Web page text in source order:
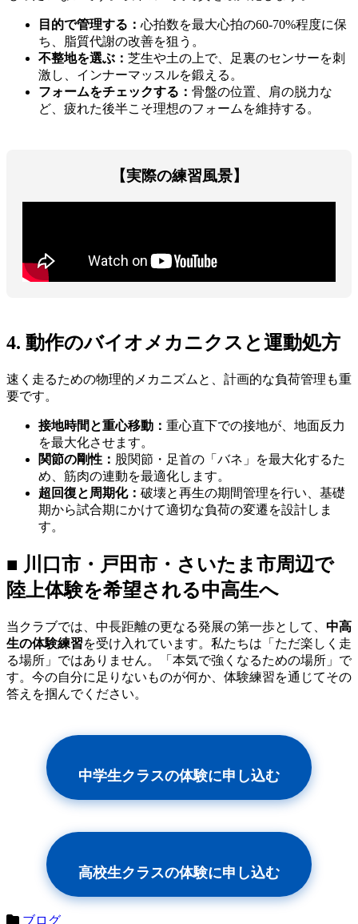
目的で管理する： 心拍数を最大心拍の60-70%程度に保
ち、脂質代謝の改善を狙う。
不整地を選ぶ： 芝生や土の上で、足裏のセンサーを刺
激し、インナーマッスルを鍛える。
フォームをチェックする： 骨盤の位置、肩の脱力な
ど、疲れた後半こそ理想のフォームを維持する。
【実際の練習風景】
4. 動作のバイオメカニクスと運動処方
速く走るための物理的メカニズムと、計画的な負荷管理も重
要です。
接地時間と重心移動： 重心直下での接地が、地面反力
を最大化させます。
関節の剛性： 股関節・足首の「バネ」を最大化するた
め、筋肉の連動を最適化します。
超回復と周期化： 破壊と再生の期間管理を行い、基礎
期から試合期にかけて適切な負荷の変遷を設計しま
す。
■ 川口市・戸田市・さいたま市周辺で
陸上体験を希望される中高生へ
当クラブでは、中長距離の更なる発展の第一歩として、 中高
生の体験練習を受け入れています。私たちは「ただ楽しく走
る場所」ではありません。「本気で強くなるための場所」で
す。今の自分に足りないものが何か、体験練習を通じてその
答えを掴んでください。
中学生クラスの体験に申し込む
高校生クラスの体験に申し込む
ブログ